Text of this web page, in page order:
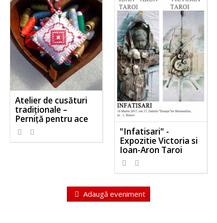
Atelier de cusături
tradiționale –
Perniță pentru ace
"Infatisari" -
Expozitie Victoria si
Ioan-Aron Taroi
Adaugă eveniment